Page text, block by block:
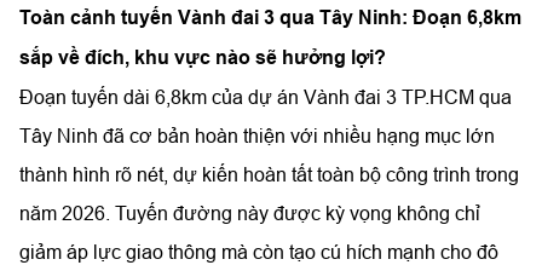
Toàn cảnh tuyến Vành đai 3 qua Tây Ninh: Đoạn 6,8km
sắp về đích, khu vực nào sẽ hưởng lợi?
Đoạn tuyến dài 6,8km của dự án Vành đai 3 TP.HCM qua
Tây Ninh đã cơ bản hoàn thiện với nhiều hạng mục lớn
thành hình rõ nét, dự kiến hoàn tất toàn bộ công trình trong
năm 2026. Tuyến đường này được kỳ vọng không chỉ
giảm áp lực giao thông mà còn tạo cú hích mạnh cho đô